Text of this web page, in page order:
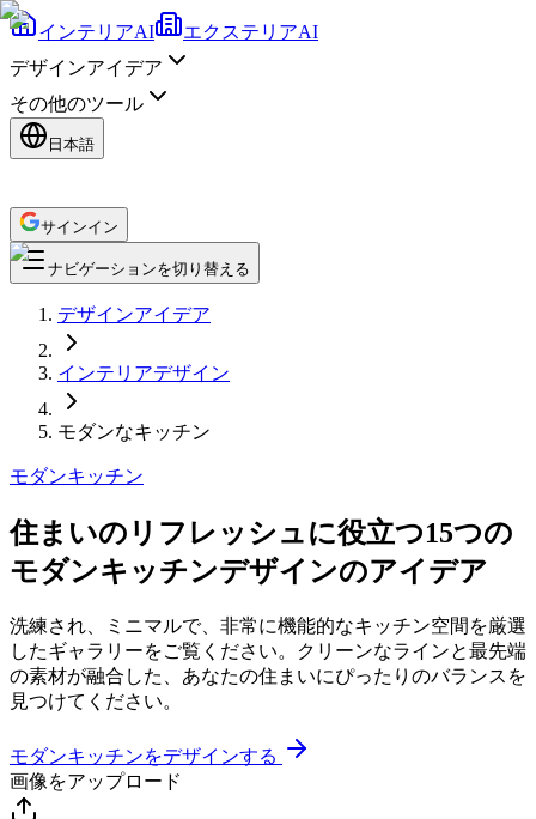
インテリアAI
エクステリアAI
デザインアイデア
その他のツール
日本語
サインイン
ナビゲーションを切り替える
デザインアイデア
インテリアデザイン
モダンなキッチン
モダンキッチン
住まいのリフレッシュに役立つ15つの
モダンキッチンデザインのアイデア
洗練され、ミニマルで、非常に機能的なキッチン空間を厳選
したギャラリーをご覧ください。クリーンなラインと最先端
の素材が融合した、あなたの住まいにぴったりのバランスを
見つけてください。
モダンキッチンをデザインする
画像をアップロード